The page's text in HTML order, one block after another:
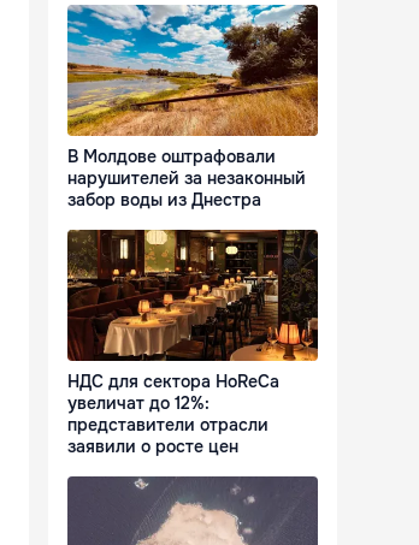
В Молдове оштрафовали
нарушителей за незаконный
забор воды из Днестра
НДС для сектора HoReCa
увеличат до 12%:
представители отрасли
заявили о росте цен